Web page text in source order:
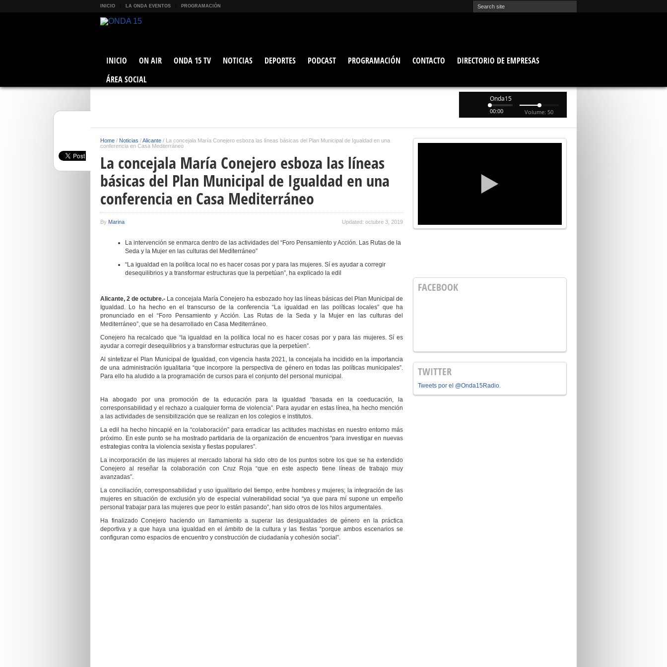
INICIO LA ONDA EVENTOS PROGRAMACIÓN
INICIO ON AIR ONDA 15 TV NOTICIAS DEPORTES PODCAST PROGRAMACIÓN CONTACTO
DIRECTORIO DE EMPRESAS
ÁREA SOCIAL
Onda15
00:00 Volume: 50
Home / Noticias /Alicante / La concejala María Conejero esboza las líneas básicas del Plan Municipal de Igualdad en una
conferencia en Casa Mediterráneo
La concejala María Conejero esboza las líneas
básicas del Plan Municipal de Igualdad en una
conferencia en Casa Mediterráneo
By Marina Updated: octubre 3, 2019
La intervención se enmarca dentro de las actividades del “Foro Pensamiento y Acción. Las Rutas de la
Seda y la Mujer en las culturas del Mediterráneo”
“La igualdad en la política local no es hacer cosas por y para las mujeres. Sí es ayudar a corregir
desequilibrios y a transformar estructuras que la perpetúan”, ha explicado la edil
Alicante, 2 de octubre.- La concejala María Conejero ha esbozado hoy las líneas básicas del Plan Municipal de
Igualdad. Lo ha hecho en el transcurso de la conferencia “La igualdad en las políticas locales” que ha
pronunciado en el “Foro Pensamiento y Acción. Las Rutas de la Seda y la Mujer en las culturas del
Mediterráneo”, que se ha desarrollado en Casa Mediterráneo.
Conejero ha recalcado que “la igualdad en la política local no es hacer cosas por y para las mujeres. Sí es
ayudar a corregir desequilibrios y a transformar estructuras que la perpetúen”.
Al sintetizar el Plan Municipal de Igualdad, con vigencia hasta 2021, la concejala ha incidido en la importancia
de una administración igualitaria “que incorpore la perspectiva de género en todas las políticas municipales”.
Para ello ha aludido a la programación de cursos para el conjunto del personal municipal.
Ha abogado por una promoción de la educación para la igualdad “basada en la coeducación, la
corresponsabilidad y el rechazo a cualquier forma de violencia”. Para ayudar en estas línea, ha hecho mención
a las actividades de sensibilización que se realizan en los colegios e institutos.
La edil ha hecho hincapié en la “colaboración” para erradicar las actitudes machistas en nuestro entorno más
próximo. En este punto se ha mostrado partidaria de la organización de encuentros “para investigar en nuevas
estrategias contra la violencia sexista y fiestas populares”.
La incorporación de las mujeres al mercado laboral ha sido otro de los puntos sobre los que se ha extendido
Conejero al reseñar la colaboración con Cruz Roja “que en este aspecto tiene líneas de trabajo muy
avanzadas”.
La conciliación, corresponsabilidad y uso igualitario del tiempo, entre hombres y mujeres; la integración de las
mujeres en situación de exclusión y/o de especial vulnerabilidad social “ya que para mí supone un empeño
personal trabajar para las mujeres que peor lo están pasando”, han sido otros de los hilos argumentales.
Ha finalizado Conejero haciendo un llamamiento a superar las desigualdades de género en la práctica
deportiva y a que haya una igualdad en el ámbito de la cultura y las fiestas “porque ambos escenarios se
configuran como espacios de encuentro y construcción de ciudadanía y cohesión social”.
FACEBOOK
TWITTER
Tweets por el @Onda15Radio.